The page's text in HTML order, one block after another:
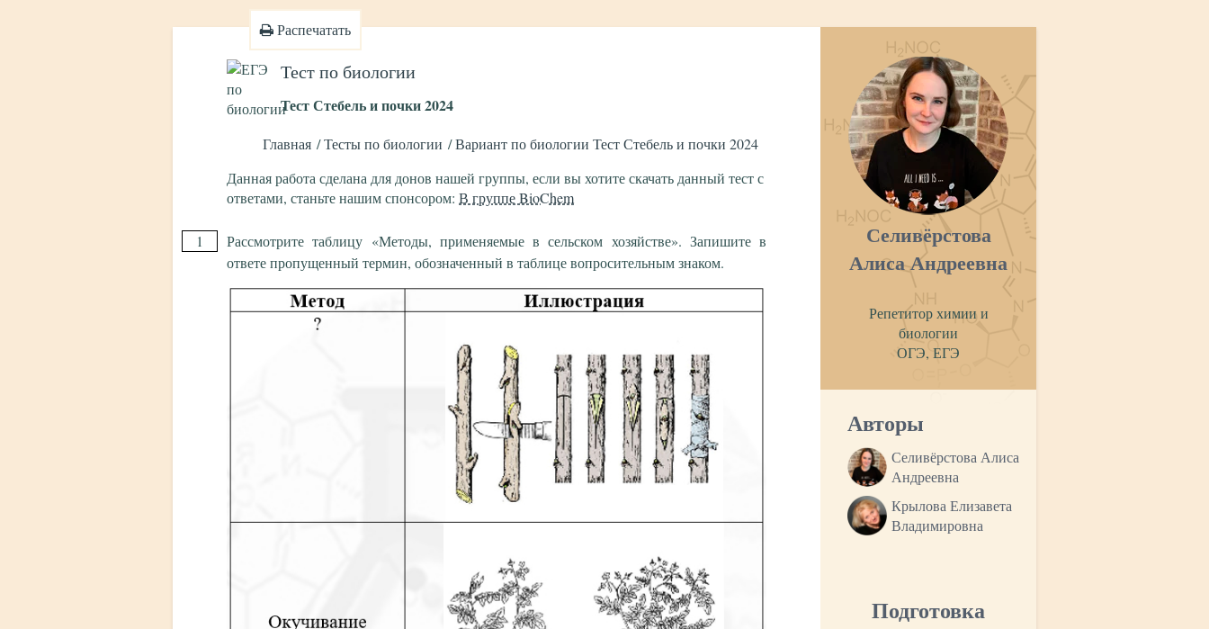
Селивёрстова
Алиса Андреевна
Репетитор химии и
биологии
ОГЭ, ЕГЭ
Авторы
Селивёрстова Алиса
Андреевна
Крылова Елизавета
Владимировна
Подготовка
Распечатать
Тест по биологии
Тест Стебель и почки 2024
Главная Тесты по биологии
Вариант по биологии Тест Стебель и почки 2024
Данная работа сделана для донов нашей группы, если вы хотите скачать данный тест с
ответами, станьте нашим спонсором: В группе BioChem
1
Рассмотрите таблицу «Методы, применяемые в сельском хозяйстве». Запишите в
ответе пропущенный термин, обозначенный в таблице вопросительным знаком.